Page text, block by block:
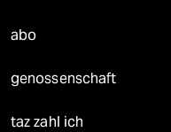
abo
genossenschaft
taz zahl ich